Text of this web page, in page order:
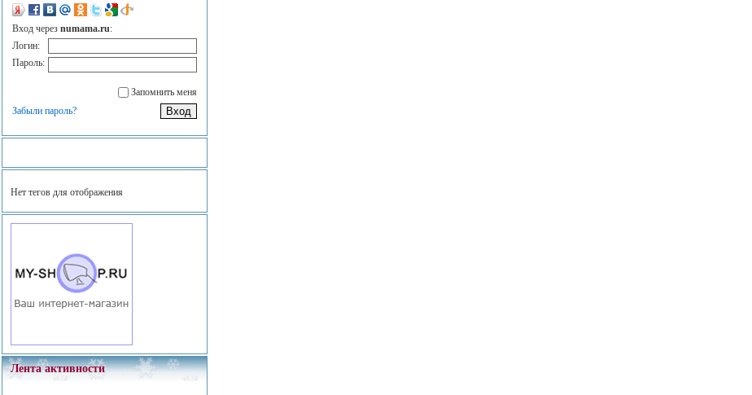
Вход через numama.ru:
Логин:
Пароль:
Запомнить меня
Забыли пароль?
Нет тегов для отображения
Лента активности